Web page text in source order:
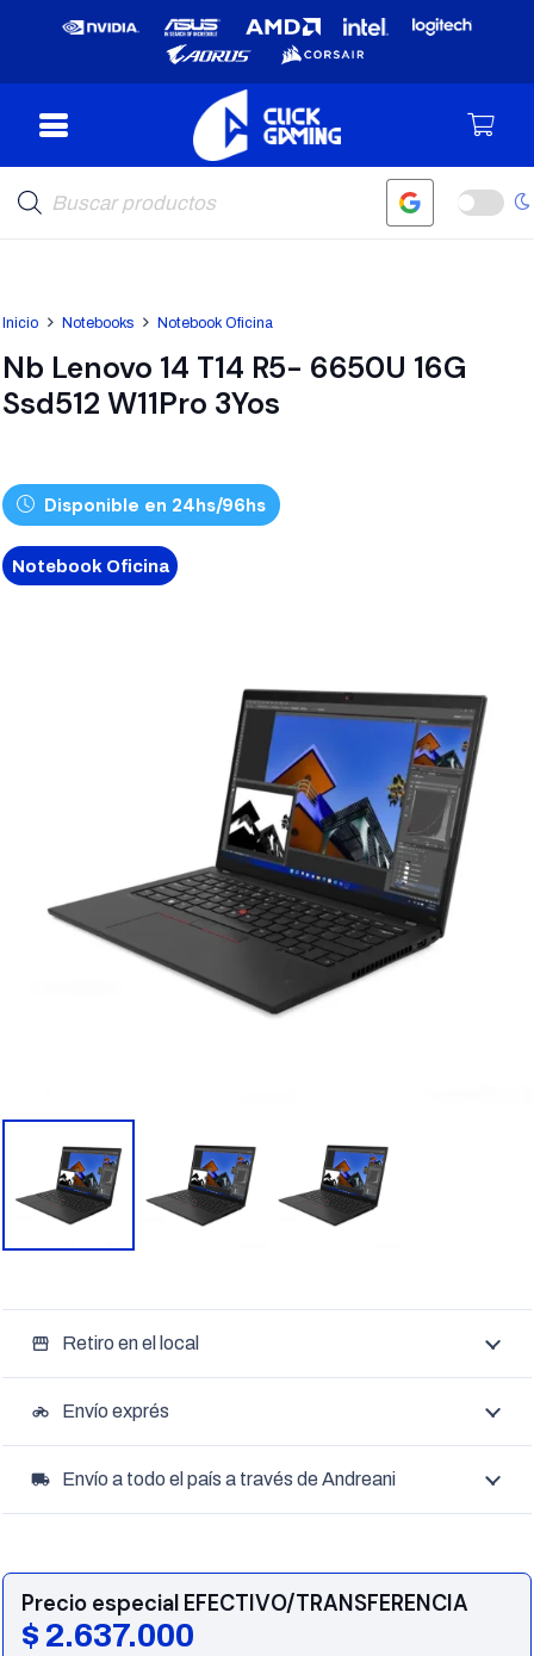
de
productos
Inicio Notebooks Notebook Oficina
Nb Lenovo 14 T14 R5- 6650U 16G
Ssd512 W11Pro 3Yos
Disponible en 24hs/96hs
Notebook Oficina
storefront Retiro en el local
motorcycle Envío exprés
local_shipping Envío a todo el país a través de Andreani
Precio especial EFECTIVO/TRANSFERENCIA
$ 2.637.000